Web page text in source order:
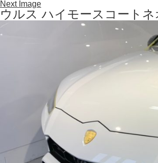
Next Image
ウルス ハイモースコート